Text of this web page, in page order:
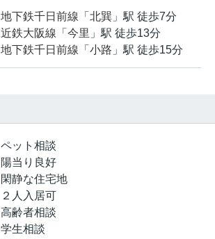
地下鉄千日前線 「 北巽 」駅 徒歩7分
近鉄大阪線 「 今里 」駅 徒歩13分
地下鉄千日前線 「 小路 」駅 徒歩15分
ペット相談
陽当り良好
閑静な住宅地
２人入居可
高齢者相談
学生相談